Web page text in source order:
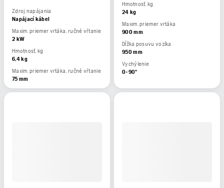
Zdroj napájania
Napájací kábel
Maxim. priemer vrtáka, ručné vŕtanie
2 kW
Hmotnosť, kg
6,4 kg
Maxim. priemer vrtáka, ručné vŕtanie
75 mm
Hmotnosť, kg
24 kg
Maxim. priemer vrtáka
900 mm
Dĺžka posuvu vozíka
950 mm
Vychýlenie
0-90º